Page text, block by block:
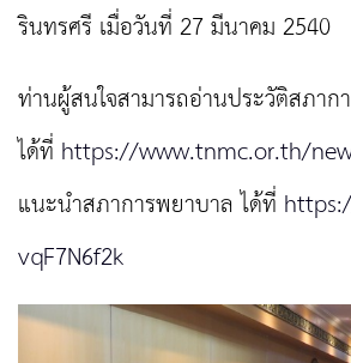
รินทรศรี เมื่อวันที่ 27 มีนาคม 2540
ท่านผู้สนใจสามารถอ่านประวัติสภาก
ได้ที่ https://www.tnmc.or.th/
แนะนำสภาการพยาบาล ได้ที่
vqF7N6f2k